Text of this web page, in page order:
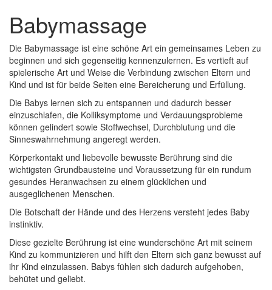
Babymassage
Die Babymassage ist eine schöne Art ein gemeinsames Leben zu
beginnen und sich gegenseitig kennenzulernen. Es vertieft auf
spielerische Art und Weise die Verbindung zwischen Eltern und
Kind und ist für beide Seiten eine Bereicherung und Erfüllung.
Die Babys lernen sich zu entspannen und dadurch besser
einzuschlafen, die Kolliksymptome und Verdauungsprobleme
können gelindert sowie Stoffwechsel, Durchblutung und die
Sinneswahrnehmung angeregt werden.
Körperkontakt und liebevolle bewusste Berührung sind die
wichtigsten Grundbausteine und Voraussetzung für ein rundum
gesundes Heranwachsen zu einem glücklichen und
ausgeglichenen Menschen.
Die Botschaft der Hände und des Herzens versteht jedes Baby
instinktiv.
Diese gezielte Berührung ist eine wunderschöne Art mit seinem
Kind zu kommunizieren und hilft den Eltern sich ganz bewusst auf
ihr Kind einzulassen. Babys fühlen sich dadurch aufgehoben,
behütet und geliebt.